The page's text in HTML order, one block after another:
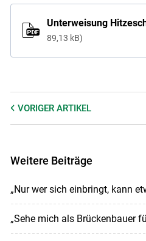
Unterweisung
89,13 kB
VORIGER ARTIKEL
Weitere Beiträge
„Nur wer sich einbringt, kann
„Sehe mich als Brückenbauer